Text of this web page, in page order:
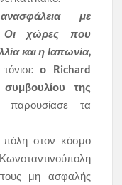
με
Οι χώρες που
και η Ιαπωνία,
τόνισεο Richard
συμβουλίου της
τα
στον κόσμο
Κωνσταντινούπολη
μη ασφαλής